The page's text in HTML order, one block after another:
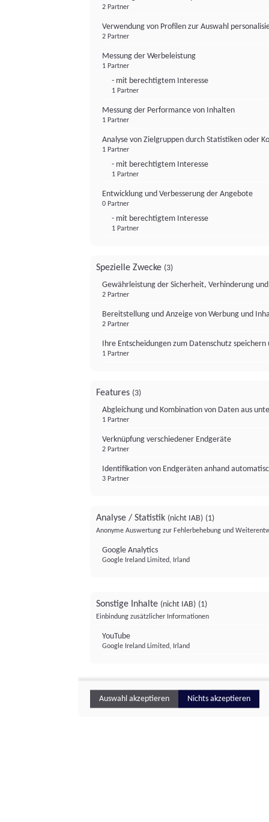
2 Partner
Verwendung von Profilen zur Auswahl
2 Partner
Messung der Werbeleistung
1 Partner
- mit berechtigtem Interesse
1 Partner
Messung der Performance von Inhalten
1 Partner
Analyse von Zielgruppen durch Statistiken oder
1 Partner
- mit berechtigtem Interesse
1 Partner
Entwicklung und Verbesserung der Angebote
0 Partner
- mit berechtigtem Interesse
1 Partner
Spezielle Zwecke (3)
Gewährleistung der Sicherheit, Verhinderung
2 Partner
Bereitstellung und Anzeige von Werbung und
2 Partner
Ihre Entscheidungen zum Datenschutz
1 Partner
Features (3)
Abgleichung und Kombination von Daten aus
1 Partner
Verknüpfung verschiedener Endgeräte
2 Partner
Identifikation von Endgeräten anhand
3 Partner
Analyse / Statistik (nicht IAB) (1)
Anonyme Auswertung zur Fehlerbehebung und
Google Analytics
Google Ireland Limited, Irland
Sonstige Inhalte (nicht IAB) (1)
Einbindung zusätzlicher Informationen
YouTube
Google Ireland Limited, Irland
Auswahl akzeptieren Nichts akzeptieren